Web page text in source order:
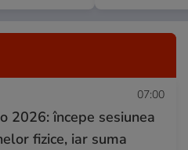
07:00
2026: începe sesiunea
fizice, iar suma